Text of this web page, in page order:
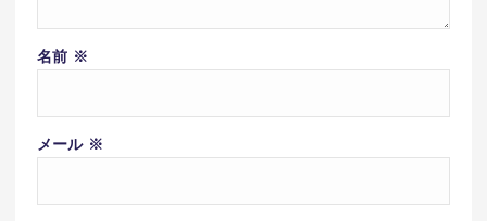
名前 ※
メール ※